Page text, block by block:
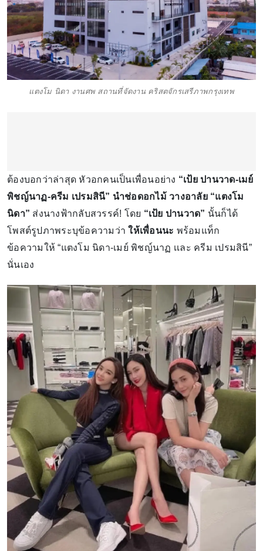
แตงโม นิดา งานศพ สถานที่จัดงาน คริสตจักรเสรีภาพกรุงเทพ
ต้องบอกว่าล่าสุด หัวอกคนเป็นเพื่อนอย่าง “เป้ย ปานวาด-เมย์
พิชญ์นาฏ-ครีม เปรมสินี” นำช่อดอกไม้ วางอาลัย “แตงโม
นิดา” ส่งนางฟ้ากลับสวรรค์! โดย “เป้ย ปานวาด” นั้นก็ได้
โพสต์รูปภาพระบุข้อความว่า ให้เพื่อนนะ พร้อมแท็ก
ข้อความให้ “แตงโม นิดา-เมย์ พิชญ์นาฏ เเละ ครีม เปรมสินี”
นั่นเอง